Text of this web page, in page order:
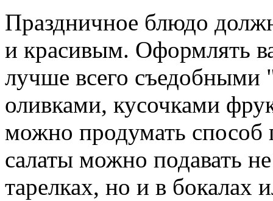
Праздничное блюдо
и красивым. Оформлять
лучше всего
оливками, кусочками
можно продумать способ
салаты можно подавать
тарелках, но и в бокалах